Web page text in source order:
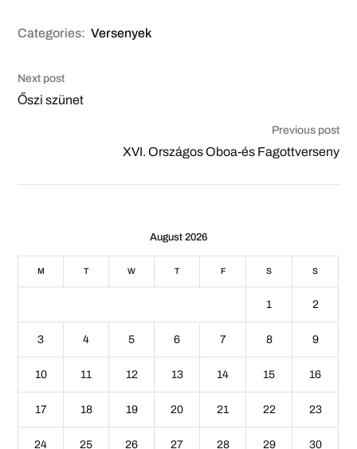
Categories: Versenyek
Next post
Őszi szünet
Previous post
XVI. Országos Oboa-és Fagottverseny
August 2026
M T W T F S S
1 2
3 4 5 6 7 8 9
10 11 12 13 14 15 16
17 18 19 20 21 22 23
24 25 26 27 28 29 30